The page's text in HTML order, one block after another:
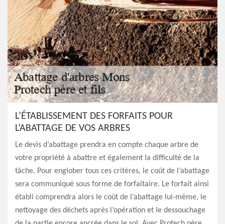
L’ÉTABLISSEMENT DES FORFAITS POUR
L‘ABATTAGE DE VOS ARBRES
Le devis d’abattage prendra en compte chaque arbre de
votre propriété à abattre et également la difficulté de la
tâche. Pour englober tous ces critères, le coût de l’abattage
sera communiqué sous forme de forfaitaire. Le forfait ainsi
établi comprendra alors le coût de l’abattage lui-même, le
nettoyage des déchets après l’opération et le dessouchage